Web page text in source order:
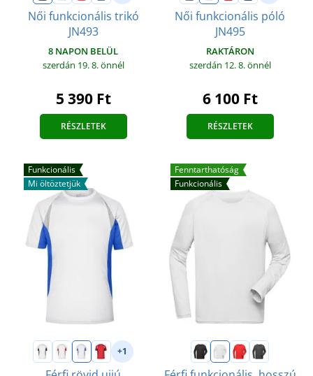
Női funkcionális trikó
JN493
8 NAPON BELÜL
szerdán 19. 8.önnél
5 390 Ft
RÉSZLETEK
Női funkcionális póló
JN495
RAKTÁRON
szerdán 12. 8.önnél
6 100 Ft
RÉSZLETEK
Funkcionális
Mi öltöztetjük
+1
Fenntarthatóság
Funkcionális